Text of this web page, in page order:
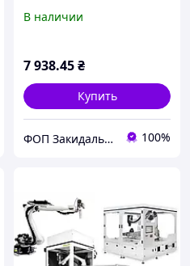
внешнего угла
В наличии
7 938.45₴
Купить
ФОП Закидальський Олександр Анатолійович 100%